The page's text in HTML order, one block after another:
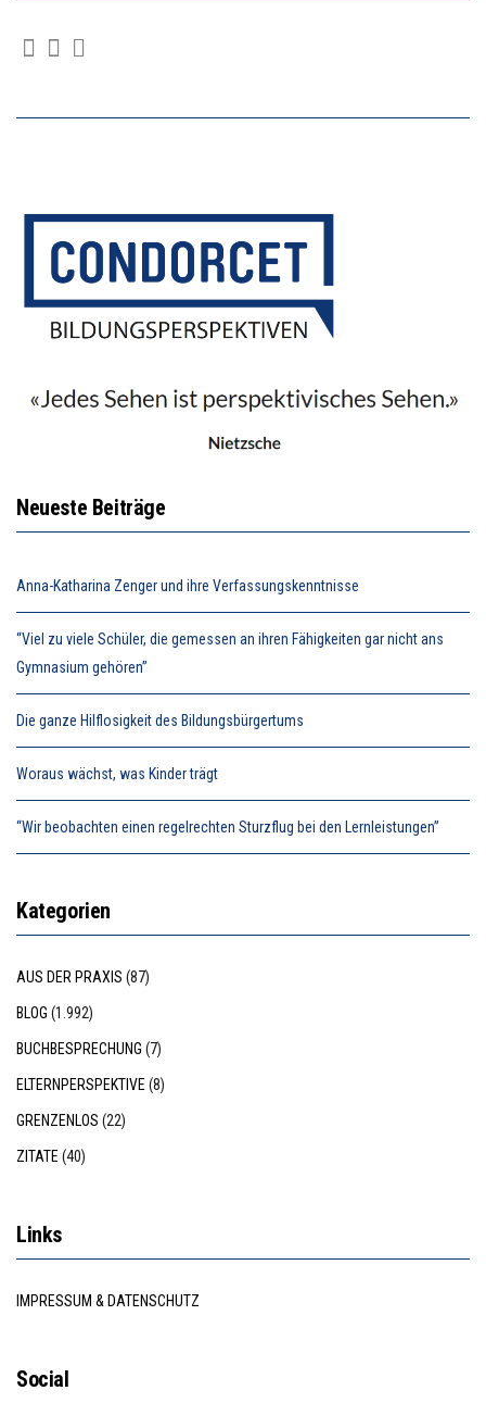
Neueste Beiträge
Anna-Katharina Zenger und ihre Verfassungskenntnisse
“Viel zu viele Schüler, die gemessen an ihren Fähigkeiten gar nicht ans
Gymnasium gehören”
Die ganze Hilflosigkeit des Bildungsbürgertums
Woraus wächst, was Kinder trägt
“Wir beobachten einen regelrechten Sturzflug bei den Lernleistungen”
Kategorien
AUS DER PRAXIS (87)
BLOG (1.992)
BUCHBESPRECHUNG (7)
ELTERNPERSPEKTIVE (8)
GRENZENLOS (22)
ZITATE (40)
Links
IMPRESSUM & DATENSCHUTZ
Social